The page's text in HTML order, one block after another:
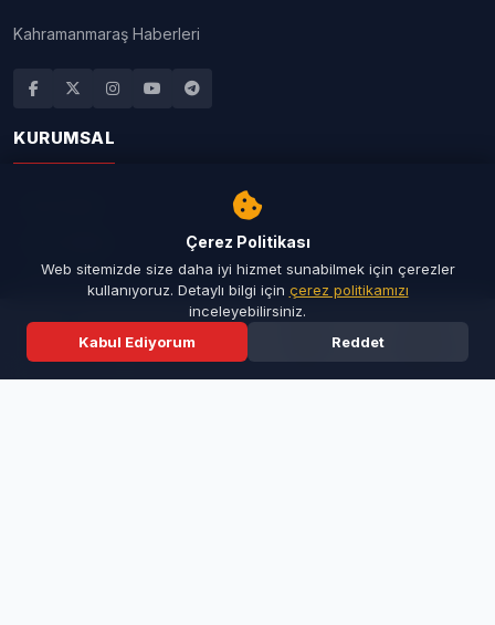
Kahramanmaraş Haberleri
KURUMSAL
Seri İlanlar
Resmi İlanlar
Ana Sayfa Son Dakika
Çerez Politikası
Web sitemizde size daha iyi hizmet sunabilmek için çerezler
kullanıyoruz. Detaylı bilgi için çerez politikamızı
inceleyebilirsiniz.
Kabul Ediyorum
Reddet